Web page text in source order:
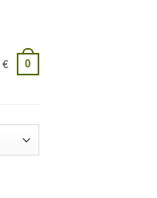
€ 0